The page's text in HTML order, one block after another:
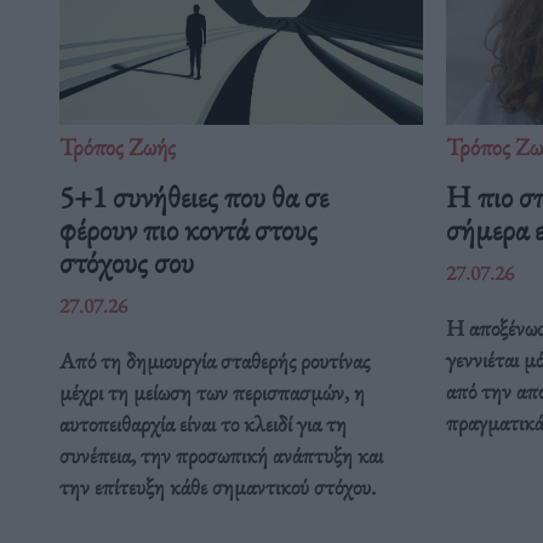
Τρόπος Ζωής
5+1 συνήθειες που θα σε
φέρουν πιο κοντά στους
στόχους σου
27.07.26
Από τη δημιουργία σταθερής ρουτίνας
μέχρι τη μείωση των περισπασμών, η
αυτοπειθαρχία είναι το κλειδί για τη
συνέπεια, την προσωπική ανάπτυξη και
την επίτευξη κάθε σημαντικού στόχου.
Τρόπος
Η πιο
σήμερα
27.07.26
Η
γεννιέται
από την